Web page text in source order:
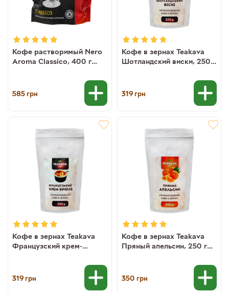
Кофе растворимый Nero
Aroma Classico, 400 г
585грн
Кофе в зернах Teakava
Шотландский виски, 250 г
319грн
Кофе в зернах Teakava
Французский крем-
319грн
Кофе в зернах Teakava
Пряный апельсин, 250 г
350 грн